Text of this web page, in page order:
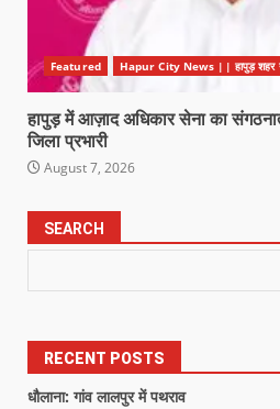
Featured Hapur City News || हापुड़ शहर
हापुड़ में आज़ाद अधिकार सेना का
जिला प्रभारी
August 7, 2026
SEARCH
RECENT POSTS
धौलाना: गांव लालपुर में पथराव